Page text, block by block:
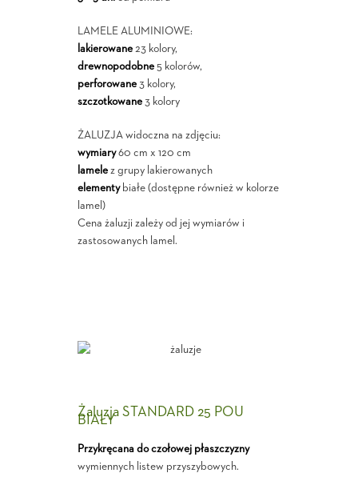
LAMELE ALUMINIOWE:
lakierowane23 kolory,
drewnopodobne5 kolorów,
perforowane3 kolory,
szczotkowane3 kolory
ŻALUZJA widoczna na zdjęciu:
wymiary60 cm x 120 cm
lamelez grupy lakierowanych
elementybiałe (dostępne również w kolorze
lamel)
Cena żaluzji zależy od jej wymiarów i
zastosowanych lamel.
Żaluzja STANDARD 25 POU
BIAŁY
Przykręcana do czołowej płaszczyzny
wymiennych listew przyszybowych.